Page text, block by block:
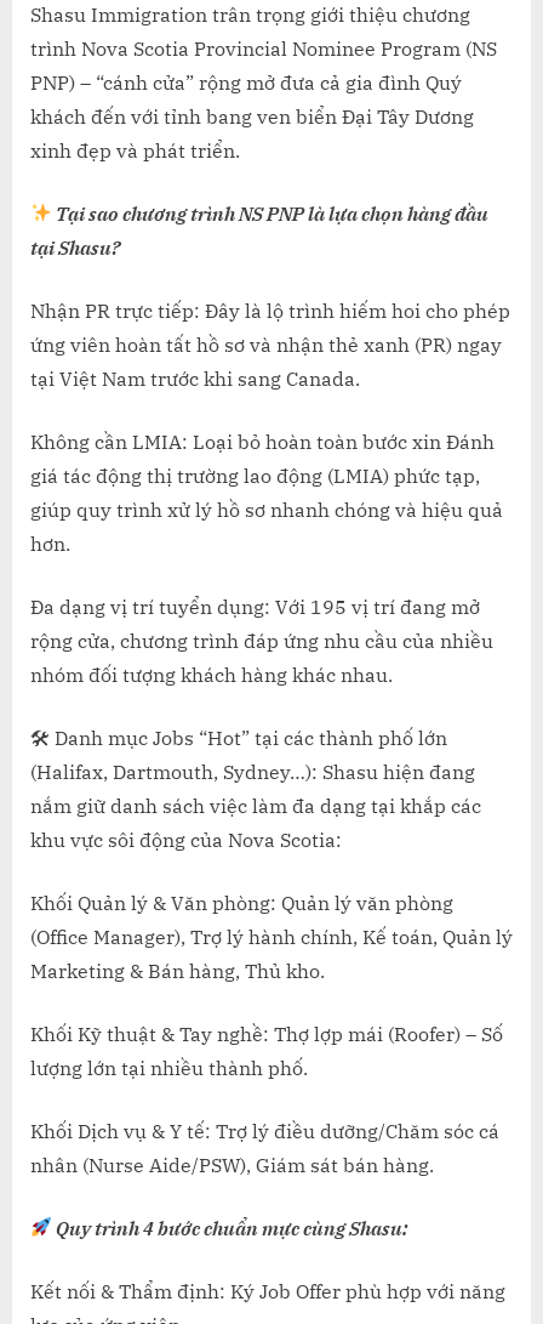
TIẾP
TỈNH
BANG
NOVA
PNP)
Shasu Immigration trân trọng giới thiệu chương
trình Nova Scotia Provincial Nominee Program (NS
PNP) – “cánh cửa” rộng mở đưa cả gia đình Quý
khách đến với tỉnh bang ven biển Đại Tây Dương
xinh đẹp và phát triển.
Tại sao chương trình NS PNP là lựa chọn hàng đầu
tại Shasu?
Nhận PR trực tiếp: Đây là lộ trình hiếm hoi cho phép
ứng viên hoàn tất hồ sơ và nhận thẻ xanh (PR) ngay
tại Việt Nam trước khi sang Canada.
Không cần LMIA: Loại bỏ hoàn toàn bước xin Đánh
giá tác động thị trường lao động (LMIA) phức tạp,
giúp quy trình xử lý hồ sơ nhanh chóng và hiệu quả
hơn.
Đa dạng vị trí tuyển dụng: Với 195 vị trí đang mở
rộng cửa, chương trình đáp ứng nhu cầu của nhiều
nhóm đối tượng khách hàng khác nhau.
🛠 Danh mục Jobs “Hot” tại các thành phố lớn
(Halifax, Dartmouth, Sydney…): Shasu hiện đang
nắm giữ danh sách việc làm đa dạng tại khắp các
khu vực sôi động của Nova Scotia:
Khối Quản lý & Văn phòng: Quản lý văn phòng
(Office Manager), Trợ lý hành chính, Kế toán, Quản lý
Marketing & Bán hàng, Thủ kho.
Khối Kỹ thuật & Tay nghề: Thợ lợp mái (Roofer) – Số
lượng lớn tại nhiều thành phố.
Khối Dịch vụ & Y tế: Trợ lý điều dưỡng/Chăm sóc cá
nhân (Nurse Aide/PSW), Giám sát bán hàng.
Quy trình 4 bước chuẩn mực cùng Shasu:
Kết nối & Thẩm định: Ký Job Offer phù hợp với năng